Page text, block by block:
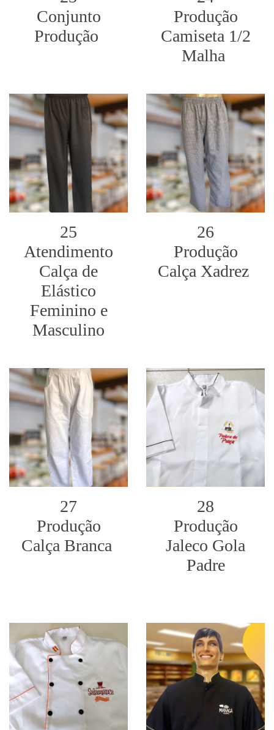
Conjunto
Produção
Produção
Camiseta 1/2
Malha
25
Atendimento
Calça de
Elástico
Feminino e
Masculino
26
Produção
Calça Xadrez
27
Produção
Calça Branca
28
Produção
Jaleco Gola
Padre